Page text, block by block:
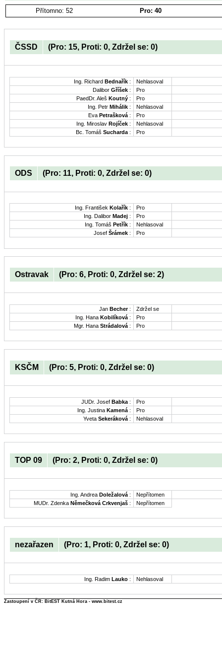
Přítomno: 52 Pro: 40
ČSSD (Pro: 15, Proti: 0, Zdržel se: 0)
Ing. Richard Bednařík :
Nehlasoval
Dalibor Gříšek :
Pro
PaedDr. Aleš Koutný :
Pro
Ing. Petr Mihálik :
Nehlasoval
Eva Petrašková :
Pro
Ing. Miroslav Rojíček :
Nehlasoval
Bc. Tomáš Sucharda : Pro
ODS (Pro: 11, Proti: 0, Zdržel se: 0)
Ing. František Kolařík :
Pro
Ing. Dalibor Madej :
Pro
Ing. Tomáš Petřík :
Nehlasoval
Josef Šrámek : Pro
Ostravak (Pro: 6, Proti: 0, Zdržel se: 2)
Jan Becher:
Zdržel se
Ing. Hana Kobilíková :
Pro
Mgr. Hana Strádalová : Pro
KSČM (Pro: 5, Proti: 0, Zdržel se: 0)
JUDr. Josef Babka :
Pro
Ing. Justina Kamená :
Pro
Yveta Sekeráková : Nehlasoval
TOP 09 (Pro: 2, Proti: 0, Zdržel se: 0)
Ing. Andrea Doležalová :
Nepřítomen
MUDr. Zdenka Němečková Crkvenjaš : Nepřítomen
nezařazen (Pro: 1, Proti: 0, Zdržel se: 0)
Ing. Radim Lauko : Nehlasoval
Zastoupení v ČR: BitEST Kutná Hora - www.bitest.cz